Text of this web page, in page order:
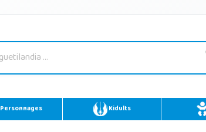
Personnages Kidults